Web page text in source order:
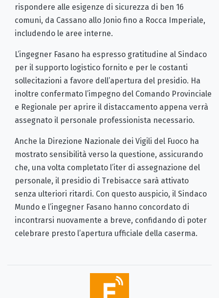
rispondere alle esigenze di sicurezza di ben 16
comuni, da Cassano allo Jonio fino a Rocca Imperiale,
includendo le aree interne.
L’ingegner Fasano ha espresso gratitudine al Sindaco
per il supporto logistico fornito e per le costanti
sollecitazioni a favore dell’apertura del presidio. Ha
inoltre confermato l’impegno del Comando Provinciale
e Regionale per aprire il distaccamento appena verrà
assegnato il personale professionista necessario.
Anche la Direzione Nazionale dei Vigili del Fuoco ha
mostrato sensibilità verso la questione, assicurando
che, una volta completato l’iter di assegnazione del
personale, il presidio di Trebisacce sarà attivato
senza ulteriori ritardi. Con questo auspicio, il Sindaco
Mundo e l’ingegner Fasano hanno concordato di
incontrarsi nuovamente a breve, confidando di poter
celebrare presto l’apertura ufficiale della caserma.